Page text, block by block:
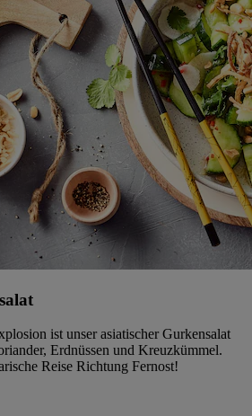
ist unser asiatischer Gurkensalat
Erdnüssen und Kreuzkümmel.
Reise Richtung Fernost!